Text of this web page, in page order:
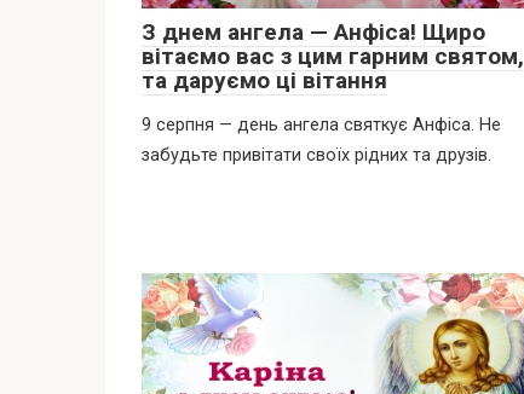
З днем ангела — Анфіса! Щиро
вітаємо вас з цим гарним святом,
та даруємо ці вітання
9 серпня — день ангела святкує Анфіса. Не
забудьте привітати своїх рідних та друзів.